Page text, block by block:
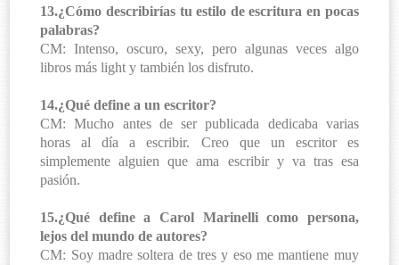
13.¿Cómo describirías tu estilo de escritura en pocas
palabras?
CM: Intenso, oscuro, sexy, pero algunas veces algo
libros más light y también los disfruto.
14.¿Qué define a un escritor?
CM: Mucho antes de ser publicada dedicaba varias
horas al día a escribir. Creo que un escritor es
simplemente alguien que ama escribir y va tras esa
pasión.
15.¿Qué define a Carol Marinelli como persona,
lejos del mundo de autores?
CM: Soy madre soltera de tres y eso me mantiene muy